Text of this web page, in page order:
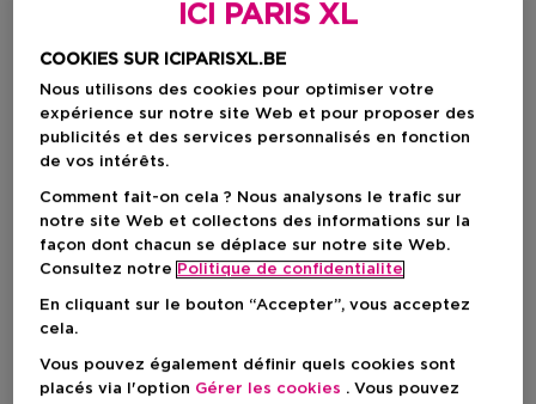
Choisissez votre format
1 ST En rupture de stock
1 ST
Prix promotionnel
17,00 €
ICI PARIS XL
COOKIES SUR ICIPARISXL.BE
Nous utilisons des cookies pour optimiser votre
expérience sur notre site Web et pour proposer des
publicités et des services personnalisés en fonction
de vos intérêts.
Comment fait-on cela ? Nous analysons le trafic sur
notre site Web et collectons des informations sur la
façon dont chacun se déplace sur notre site Web.
Consultez notre Politique de confidentialite
En cliquant sur le bouton “Accepter”, vous acceptez
cela.
Vous pouvez également définir quels cookies sont
placés via l'option Gérer les cookies . Vous pouvez